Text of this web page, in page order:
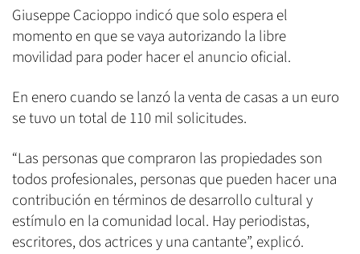
Giuseppe Cacioppo indicó que solo espera el
momento en que se vaya autorizando la libre
movilidad para poder hacer el anuncio oficial.
En enero cuando se lanzó la venta de casas a un euro
se tuvo un total de 110 mil solicitudes.
“Las personas que compraron las propiedades son
todos profesionales, personas que pueden hacer una
contribución en términos de desarrollo cultural y
estímulo en la comunidad local. Hay periodistas,
escritores, dos actrices y una cantante”, explicó.